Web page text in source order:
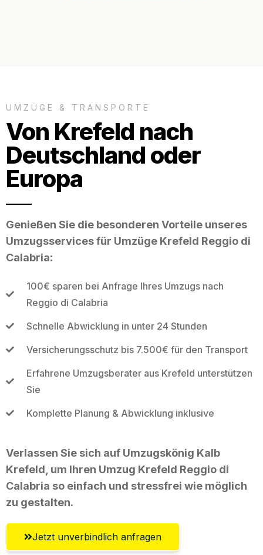
UMZÜGE & TRANSPORTE
Von Krefeld nach
Deutschland oder
Europa
Genießen Sie die besonderen Vorteile unseres
Umzugsservices für Umzüge Krefeld Reggio di
Calabria:
100€ sparen bei Anfrage Ihres Umzugs nach
Reggio di Calabria
Schnelle Abwicklung in unter 24 Stunden
Versicherungsschutz bis 7.500€ für den Transport
Erfahrene Umzugsberater aus Krefeld unterstützen
Sie
Komplette Planung & Abwicklung inklusive
Verlassen Sie sich auf Umzugskönig Kalb
Krefeld, um Ihren Umzug Krefeld Reggio di
Calabria so einfach und stressfrei wie möglich
zu gestalten.
Jetzt unverbindlich anfragen